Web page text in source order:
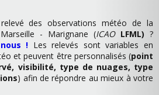
des observations météo de la
- Marignane (ICAO LFML) ?
! Les relevés sont variables en
et peuvent être personnalisés (point
visibilité, type de nuages, type
) afin de répondre au mieux à votre